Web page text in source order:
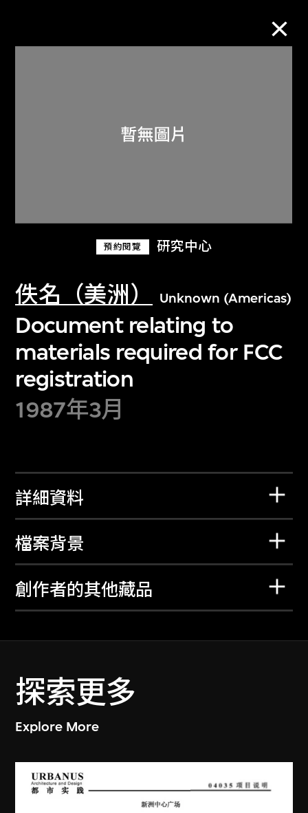
預約閱覽 研究中心
佚名（美洲） Unknown (Americas)
Document relating to
materials required for FCC
registration
1987年3月
詳細資料
檔案背景
創作者的其他藏品
探索更多
Explore More
關於M+藏品
探索世界頂級的二十及二十一世紀視覺
文化藏品。